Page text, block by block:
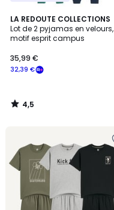
LA REDOUTE COLLECTIONS
Lot de 2 pyjamas en velours,
motif esprit campus
32,39 €
35,99 €
4,5
/ 5
4,5
/